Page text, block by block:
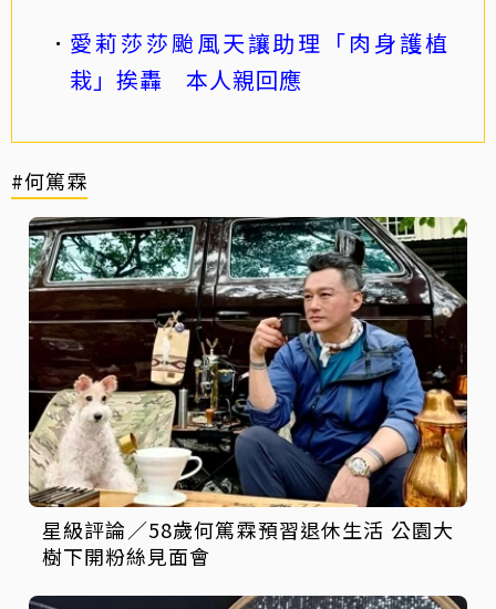
愛莉莎莎颱風天讓助理「肉身護植
栽」挨轟 本人親回應
#何篤霖
星級評論／58歲何篤霖預習退休生活 公園大
樹下開粉絲見面會